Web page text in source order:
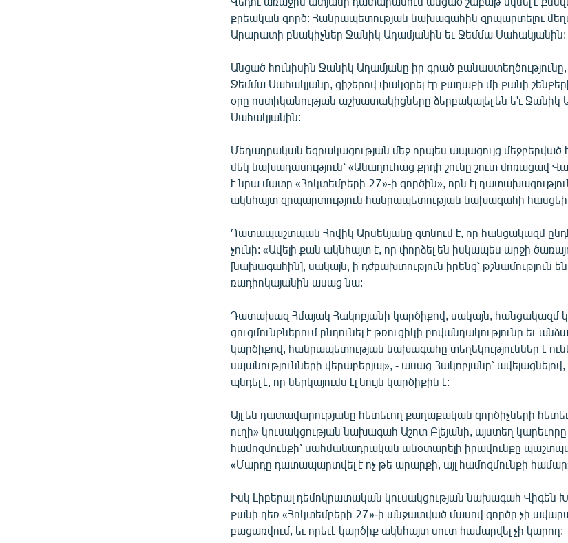
քրեական գործ: Հանրապետության նախագահին զրպարտելու
Արարատի բնակիչներ Ջանիկ Ադամյանին եւ Ջեմմա Սահակյանին:
Անցած հունիսին Ջանիկ Ադամյանը իր գրած բանաստեղծությունը,
Ջեմմա Սահակյանը, գիշերով փակցրել էր քաղաքի մի քանի
օրը ոստիկանության աշխատակիցները ձերբակալել են ե'ւ Ջանիկ
Սահակյանին:
Մեղադրական եզրակացության մեջ որպես ապացույց մեջբերված
մեկ նախադասություն՝ «Անաղուհաց քրդի շունը շուտ մոռացավ
է նրա մատը «Հոկտեմբերի 27»-ի գործին», որն էլ
ակնհայտ զրպարտություն հանրապետության նախագահի
Դատապաշտպան Հովիկ Արսենյանը գտնում է, որ հանցակազմ
չունի: «Ավելի քան ակնհայտ է, որ փորձել են իսկապես արջի
[նախագահին], սակայն, ի դժբախտություն իրենց՝ թշնամություն են
ռադիոկայանին ասաց նա:
Դատախազ Հմայակ Հակոբյանի կարծիքով, սակայն, հանցակազմ
ցուցմունքներում ընդունել է թռուցիկի բովանդակությունը եւ
կարծիքով, հանրապետության նախագահը տեղեկություններ է
սպանությունների վերաբերյալ», - ասաց Հակոբյանը՝
պնդել է, որ ներկայումս էլ նույն կարծիքին է:
Այլ են դատավարությանը հետեւող քաղաքական գործիչների
ուղի» կուսակցության նախագահ Աշոտ Բլեյանի, այստեղ
համոզմունքի՝ սահմանադրական անօտարելի իրավունքը
«Մարդը դատապարտվել է ոչ թե արարքի, այլ համոզմունքի
Իսկ Լիբերալ դեմոկրատական կուսակցության նախագահ Վիգեն
քանի դեռ «Հոկտեմբերի 27»-ի անջատված մասով գործը չի
բացառվում, եւ որեւէ կարծիք ակնհայտ սուտ համարվել չի կարող: